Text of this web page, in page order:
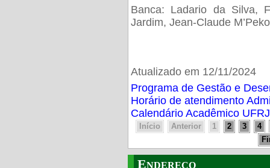
Banca: Ladario da Silva,
Jardim, Jean-Claude M’Peko
Atualizado em 12/11/2024
Programa de Gestão e
Horário de atendimento
Calendário Acadêmico
Início Anterior 1 2 3
4
Endereço